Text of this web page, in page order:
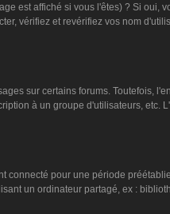
est affiché si vous l'êtes) ? Si oui,
vérifiez et revérifiez vos nom
sur certains forums. Toutefois,
à un groupe d'utilisateurs, etc.
connecté pour une période
un ordinateur partagé, ex :